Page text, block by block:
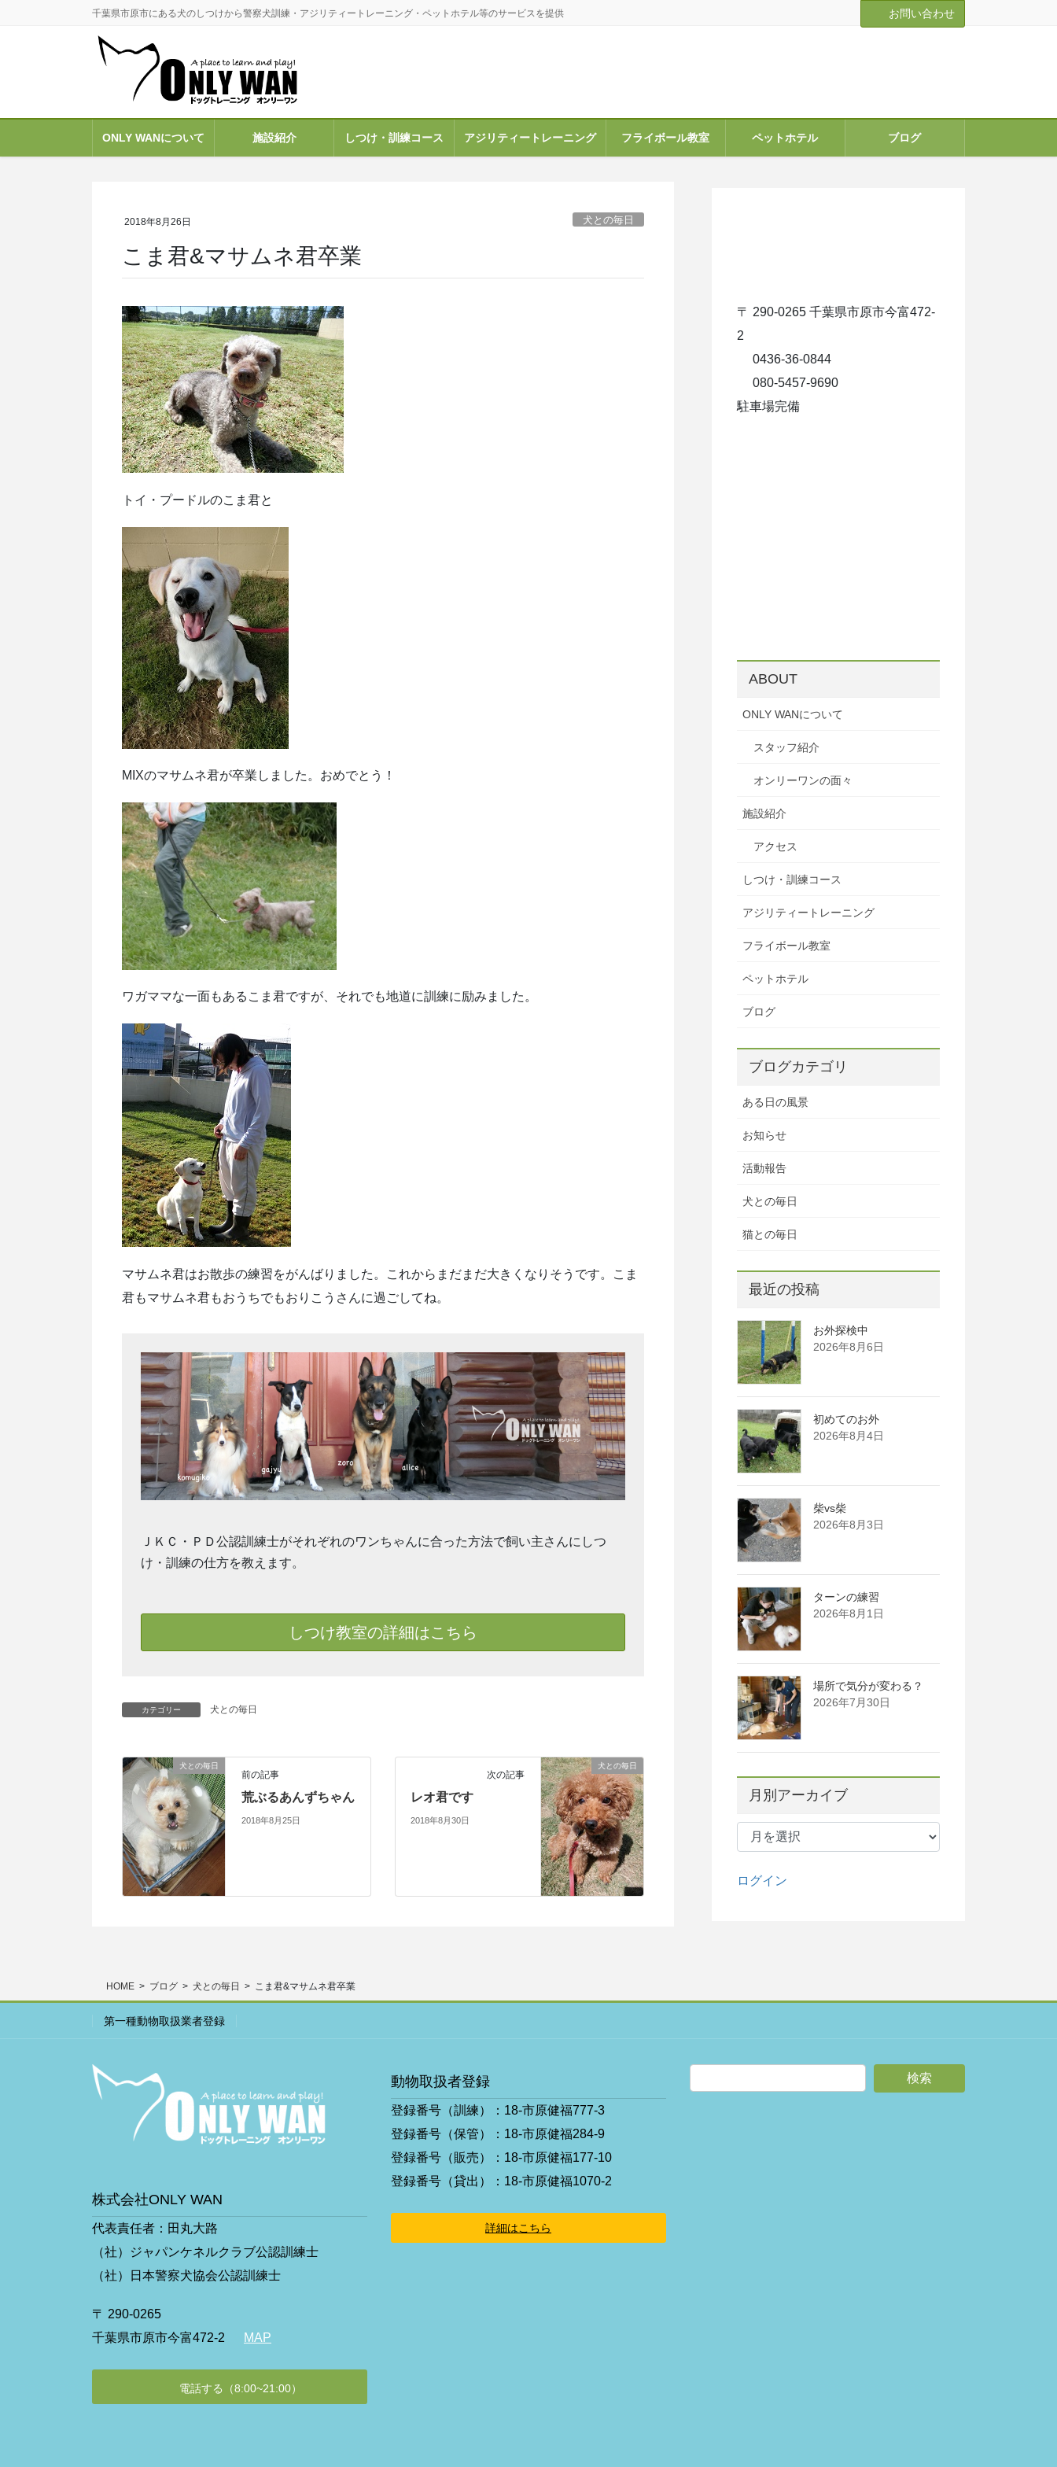
移
ン
移
千葉県市原市にある犬のしつけから警察犬訓練・アジリティートレーニング・ペットホテル等のサービスを提供 お問い合わせ
ONLY WANについて 施設紹介 しつけ・訓練コース アジリティートレーニング フライボール教室 ペットホテル ブログ
2018年8月26日 犬との毎日
こま君&マサムネ君卒業
トイ・プードルのこま君と
MIXのマサムネ君が卒業しました。おめでとう！
ワガママな一面もあるこま君ですが、それでも地道に訓練に励みました。
マサムネ君はお散歩の練習をがんばりました。これからまだまだ大きくなりそうです。こま
君もマサムネ君もおうちでもおりこうさんに過ごしてね。
ＪＫＣ・ＰＤ公認訓練士がそれぞれのワンちゃんに合った方法で飼い主さんにしつ
け・訓練の仕方を教えます。
しつけ教室の詳細はこちら
カテゴリー 犬との毎日
犬との毎日
前の記事
荒ぶるあんずちゃん
2018年8月25日
犬との毎日
次の記事
レオ君です
2018年8月30日
〒 290-0265 千葉県市原市今富472-
2
0436-36-0844
080-5457-9690
駐車場完備
ABOUT
ONLY WANについて
スタッフ紹介
オンリーワンの面々
施設紹介
アクセス
しつけ・訓練コース
アジリティートレーニング
フライボール教室
ペットホテル
ブログ
ブログカテゴリ
ある日の風景
お知らせ
活動報告
犬との毎日
猫との毎日
最近の投稿
お外探検中
2026年8月6日
初めてのお外
2026年8月4日
柴vs柴
2026年8月3日
ターンの練習
2026年8月1日
場所で気分が変わる？
2026年7月30日
月別アーカイブ
月
ー
ログイン
HOME ブログ 犬との毎日 こま君&マサムネ君卒業
第一種動物取扱業者登録
株式会社ONLY WAN
代表責任者：田丸大路
（社）ジャパンケネルクラブ公認訓練士
（社）日本警察犬協会公認訓練士
〒 290-0265
千葉県市原市今富472-2
MAP
電話する（8:00~21:00）
動物取扱者登録
登録番号（訓練）：18-市原健福777-3
登録番号（保管）：18-市原健福284-9
登録番号（販売）：18-市原健福177-10
登録番号（貸出）：18-市原健福1070-2
詳細はこちら